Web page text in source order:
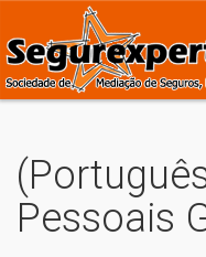
Pessoais